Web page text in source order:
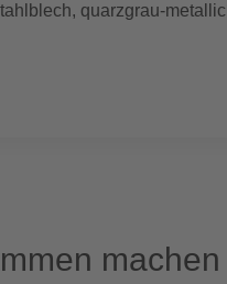
quarzgrau-metallic